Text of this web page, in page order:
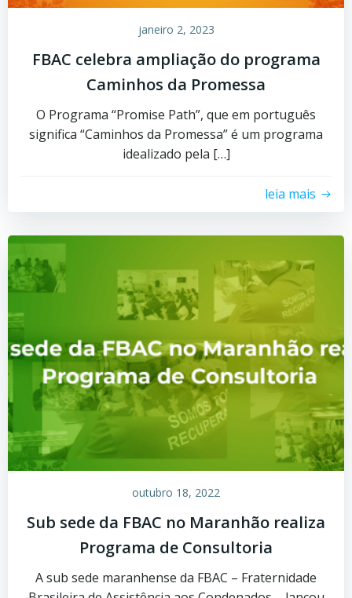
janeiro 2, 2023
FBAC celebra ampliação do programa
Caminhos da Promessa
O Programa “Promise Path”, que em português
significa “Caminhos da Promessa” é um programa
idealizado pela […]
leia mais
outubro 18, 2022
Sub sede da FBAC no Maranhão realiza
Programa de Consultoria
A sub sede maranhense da FBAC – Fraternidade